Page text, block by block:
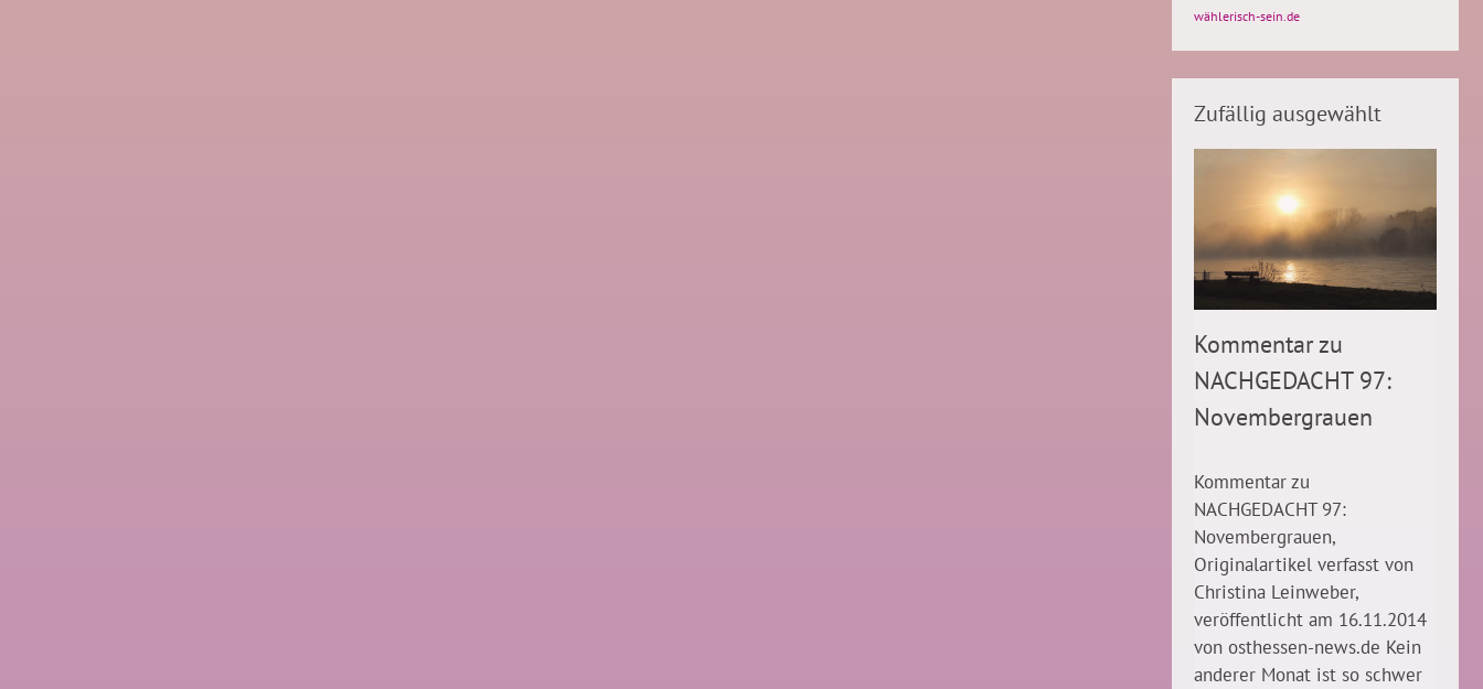
wählerisch-sein.de
Zufällig ausgewählt
Kommentar zu
NACHGEDACHT 97:
Novembergrauen
Kommentar zu
NACHGEDACHT 97:
Novembergrauen,
Originalartikel verfasst von
Christina Leinweber,
veröffentlicht am 16.11.2014
von osthessen-news.de Kein
anderer Monat ist so schwer